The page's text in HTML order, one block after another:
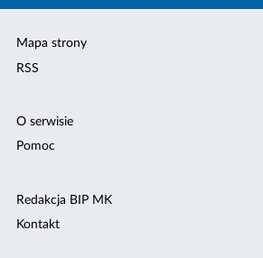
Mapa strony
RSS
O serwisie
Pomoc
Redakcja BIP MK
Kontakt